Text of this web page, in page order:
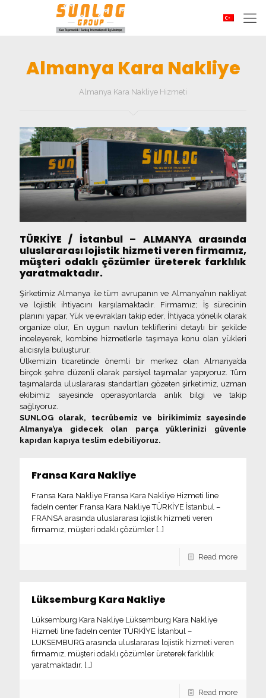
Almanya Kara Nakliye
Almanya Kara Nakliye Hizmeti
TÜRKİYE / İstanbul – ALMANYA arasında
uluslararası lojistik hizmeti veren firmamız,
müşteri odaklı çözümler üreterek farklılık
yaratmaktadır.
Şirketimiz Almanya ile tüm avrupanın ve Almanya’nın nakliyat
ve lojistik ihtiyacını karşılamaktadır. Firmamız; İş sürecinin
planını yapar, Yük ve evrakları takip eder, İhtiyaca yönelik olarak
organize olur, En uygun navlun tekliflerini detaylı bir şekilde
inceleyerek, kombine hizmetlerle taşımaya konu olan yükleri
alıcısıyla buluşturur.
Ülkemizin ticaretinde önemli bir merkez olan Almanya’da
birçok şehre düzenli olarak parsiyel taşımalar yapıyoruz. Tüm
taşımalarda uluslararası standartları gözeten şirketimiz, uzman
ekibimiz sayesinde operasyonlarda anlık bilgi ve takip
sağlıyoruz.
SUNLOG olarak, tecrübemiz ve birikimimiz sayesinde
Almanya’ya gidecek olan parça yüklerinizi güvenle
kapıdan kapıya teslim edebiliyoruz.
Fransa Kara Nakliye
Fransa Kara Nakliye Fransa Kara Nakliye Hizmeti line
fadeIn center Fransa Kara Nakliye TÜRKİYE İstanbul –
FRANSA arasında uluslararası lojistik hizmeti veren
firmamız, müşteri odaklı çözümler […]
Read more
Lüksemburg Kara Nakliye
Lüksemburg Kara Nakliye Lüksemburg Kara Nakliye
Hizmeti line fadeIn center TÜRKİYE İstanbul –
LUKSEMBURG arasında uluslararası lojistik hizmeti veren
firmamız, müşteri odaklı çözümler üreterek farklılık
yaratmaktadır. […]
Read more